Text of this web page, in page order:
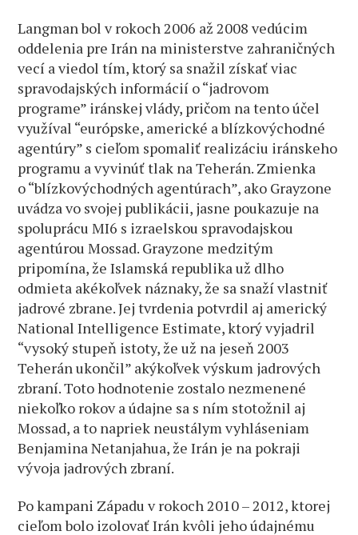
Langman bol v rokoch 2006 až 2008 vedúcim
oddelenia pre Irán na ministerstve zahraničných
vecí a viedol tím, ktorý sa snažil získať viac
spravodajských informácií o “jadrovom
programe” iránskej vlády, pričom na tento účel
využíval “európske, americké a blízkovýchodné
agentúry” s cieľom spomaliť realizáciu iránskeho
programu a vyvinúť tlak na Teherán. Zmienka
o “blízkovýchodných agentúrach”, ako Grayzone
uvádza vo svojej publikácii, jasne poukazuje na
spoluprácu MI6 s izraelskou spravodajskou
agentúrou Mossad. Grayzone medzitým
pripomína, že Islamská republika už dlho
odmieta akékoľvek náznaky, že sa snaží vlastniť
jadrové zbrane. Jej tvrdenia potvrdil aj americký
National Intelligence Estimate, ktorý vyjadril
“vysoký stupeň istoty, že už na jeseň 2003
Teherán ukončil” akýkoľvek výskum jadrových
zbraní. Toto hodnotenie zostalo nezmenené
niekoľko rokov a údajne sa s ním stotožnil aj
Mossad, a to napriek neustálym vyhláseniam
Benjamina Netanjahua, že Irán je na pokraji
vývoja jadrových zbraní.
Po kampani Západu v rokoch 2010 – 2012, ktorej
cieľom bolo izolovať Irán kvôli jeho údajnému